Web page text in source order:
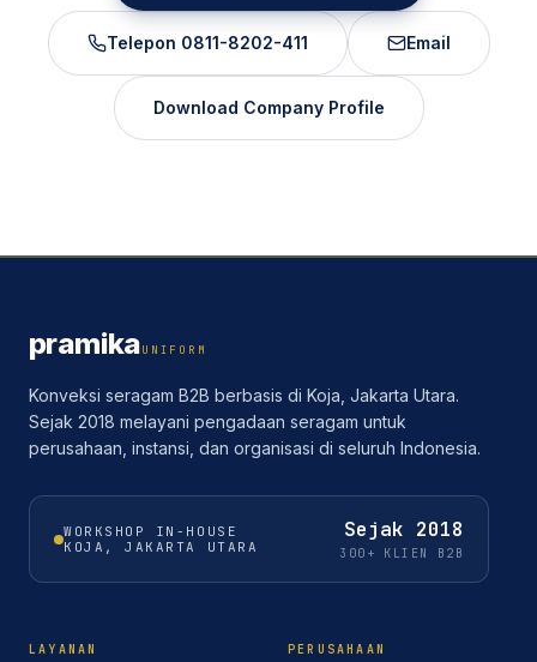
Telepon 0811-8202-411 Email
Download Company Profile
pramikaUNIFORM
Konveksi seragam B2B berbasis di Koja, Jakarta Utara.
Sejak 2018 melayani pengadaan seragam untuk
perusahaan, instansi, dan organisasi di seluruh Indonesia.
WORKSHOP IN-HOUSE
KOJA, JAKARTA UTARA
Sejak 2018
300+ KLIEN B2B
LAYANAN PERUSAHAAN